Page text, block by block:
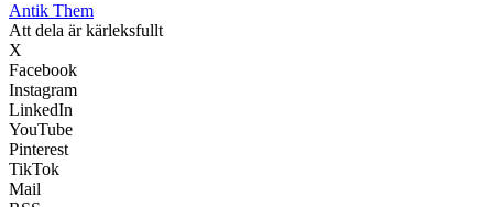
Antik Them
Att dela är kärleksfullt
X
Facebook
Instagram
LinkedIn
YouTube
Pinterest
TikTok
Mail